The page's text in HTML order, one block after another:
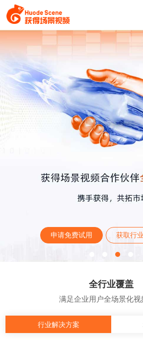
申请免费试用 获取行
全行业覆盖
满足企业用户全场景化视
行业解决方案